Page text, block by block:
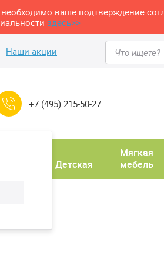
ваше подтверждение
здесь>>
Наши акции
+7 (495) 215-50-27
Детская
Мягкая
мебель